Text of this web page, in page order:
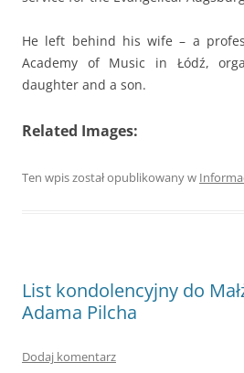
He left behind his wife – a
Academy of Music in Łódź,
daughter and a son.
Related Images:
Ten wpis został opublikowany w
List kondolencyjny do
Adama Pilcha
Dodaj komentarz